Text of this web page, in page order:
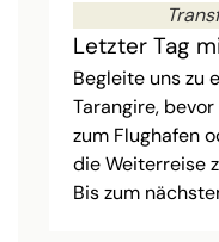
Letzter Tag
Begleite uns zu
Tarangire,
zum Flughafen
die Weiterreise
Bis zum